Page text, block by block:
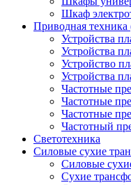
Шкаф
Приводная техника
Устройства
Устройства
Устройство
Устройства
Частотные
Частотные
Частотные
Частотный
Светотехника
Силовые сухие
Силовые
Сухие